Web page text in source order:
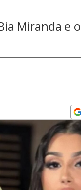
Miranda e